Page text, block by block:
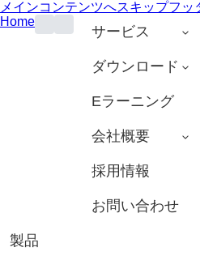
メインコンテンツへスキップフッ
Home
サービス
ダウンロード
Eラーニング
会社概要
採用情報
お問い合わせ
製品